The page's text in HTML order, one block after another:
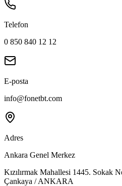
Telefon
0 850 840 12 12
E-posta
info@fonetbt.com
Adres
Ankara Genel Merkez
Kızılırmak Mahallesi 1445. Sokak
Çankaya / ANKARA